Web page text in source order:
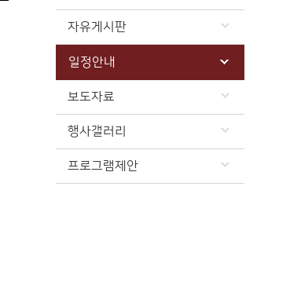
자유게시판
일정안내
보도자료
행사갤러리
프로그램제안